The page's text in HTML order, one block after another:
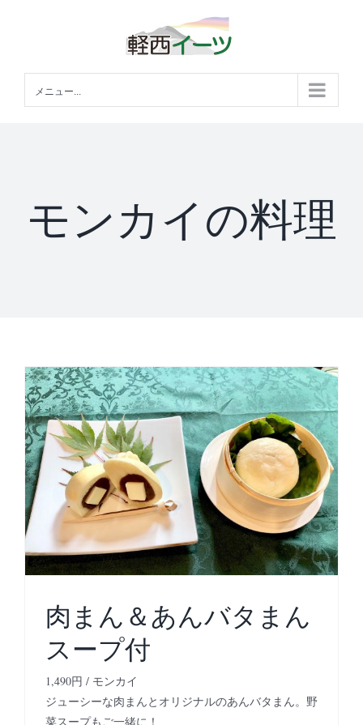
メニュー...
モンカイの料理
肉まん＆あんバタまん
スープ付
1,490円 / モンカイ
ジューシーな肉まんとオリジナルのあんバタまん。野
菜スープもご一緒に！